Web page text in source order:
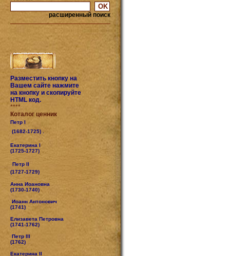
расширенный поиск
Разместить кнопку на
Вашем сайте нажмите
на кнопку и скопируйте
HTML код.
****
Коталог ценник
Петр I
(1682-1725) .
Екатерина I
(1725-1727)
Петр II
(1727-1729)
Анна Иоановна
(1730-1740)
Иоанн Антонович
(1741)
Елизавета Петровна
(1741-1762)
Петр III
(1762)
Екатерина II